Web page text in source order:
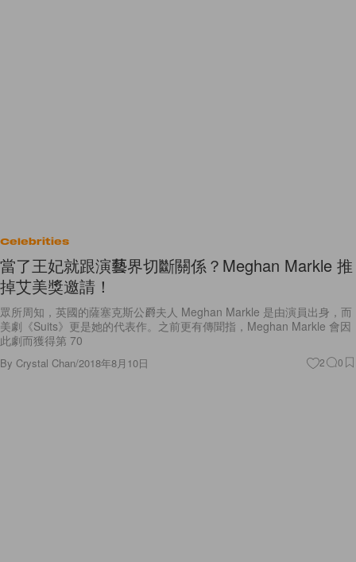
Celebrities
當了王妃就跟演藝界切斷關係？Meghan Markle 推
掉艾美獎邀請！
眾所周知，英國的薩塞克斯公爵夫人 Meghan Markle 是由演員出身，而
美劇《Suits》更是她的代表作。之前更有傳聞指，Meghan Markle 會因
此劇而獲得第 70
By Crystal Chan/2018年8月10日 2 0